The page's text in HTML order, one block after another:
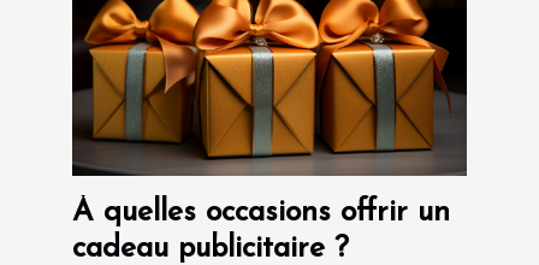
À quelles occasions offrir un
cadeau publicitaire ?